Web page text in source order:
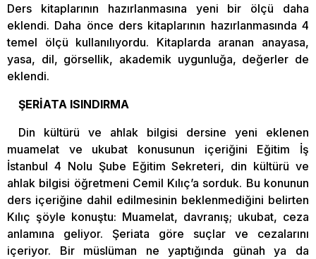
Ders kitaplarının hazırlanmasına yeni bir ölçü daha
eklendi. Daha önce ders kitaplarının hazırlanmasında 4
temel ölçü kullanılıyordu. Kitaplarda aranan anayasa,
yasa, dil, görsellik, akademik uygunluğa, değerler de
eklendi.
ŞERİATA ISINDIRMA
Din kültürü ve ahlak bilgisi dersine yeni eklenen
muamelat ve ukubat konusunun içeriğini Eğitim İş
İstanbul 4 Nolu Şube Eğitim Sekreteri, din kültürü ve
ahlak bilgisi öğretmeni Cemil Kılıç’a sorduk. Bu konunun
ders içeriğine dahil edilmesinin beklenmediğini belirten
Kılıç şöyle konuştu: Muamelat, davranış; ukubat, ceza
anlamına geliyor. Şeriata göre suçlar ve cezalarını
içeriyor. Bir müslüman ne yaptığında günah ya da